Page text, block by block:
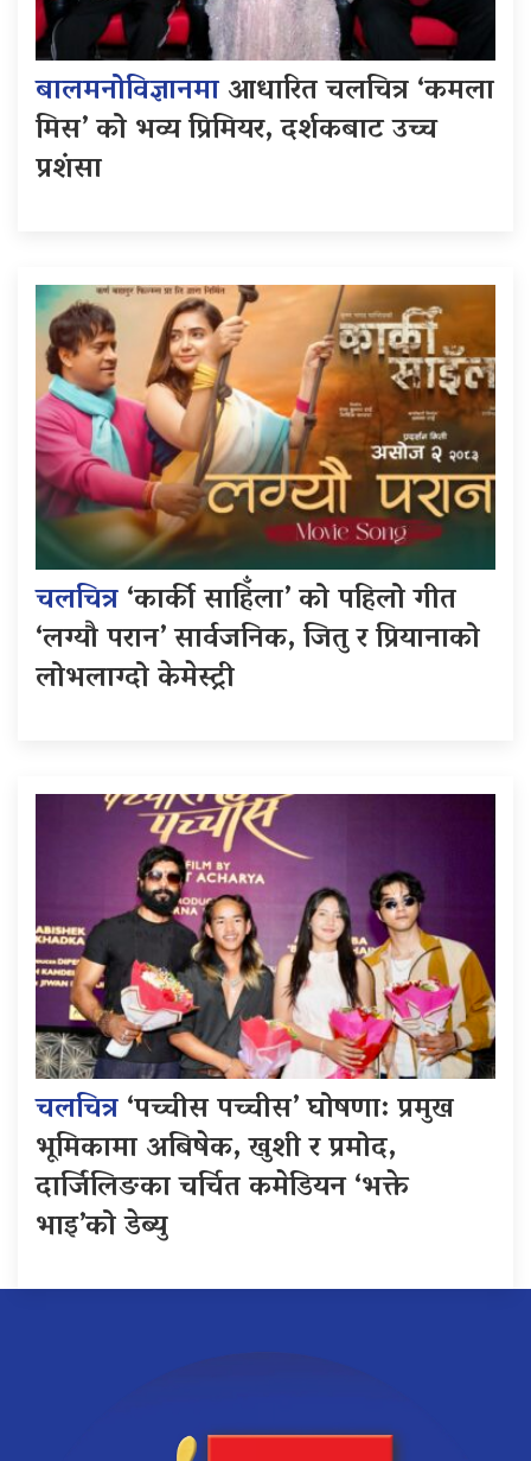
बालमनोविज्ञानमाआधारित चलचित्र ‘कमला
मिस’ को भव्य प्रिमियर, दर्शकबाट उच्च
प्रशंसा
चलचित्र‘कार्की साहिँला’ को पहिलो गीत
‘लग्यौ परान’ सार्वजनिक, जितु र प्रियानाको
लोभलाग्दो केमेस्ट्री
चलचित्र‘पच्चीस पच्चीस’ घोषणा: प्रमुख
भूमिकामा अबिषेक, खुशी र प्रमोद,
दार्जिलिङका चर्चित कमेडियन ‘भक्ते
भाइ’को डेब्यु